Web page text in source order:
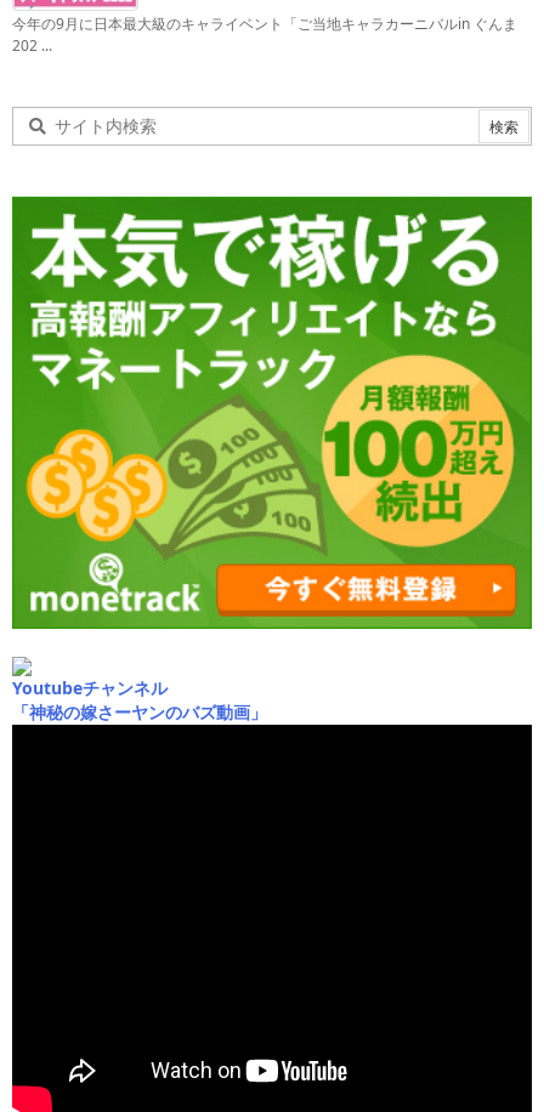
今年の9月に日本最大級のキャライベント「ご当地キャラカーニバルin ぐんま
202 ...
Youtubeチャンネル
「神秘の嫁さーヤンのバズ動画」